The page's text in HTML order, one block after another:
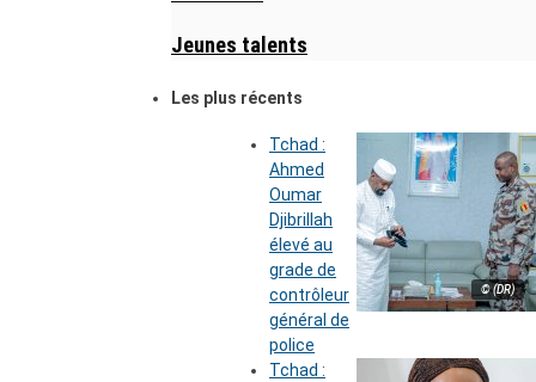
Jeunes talents
Les plus récents
© (DR)
Tchad :
Ahmed
Oumar
Djibrillah
élevé au
grade de
contrôleur
général de
police
Tchad :